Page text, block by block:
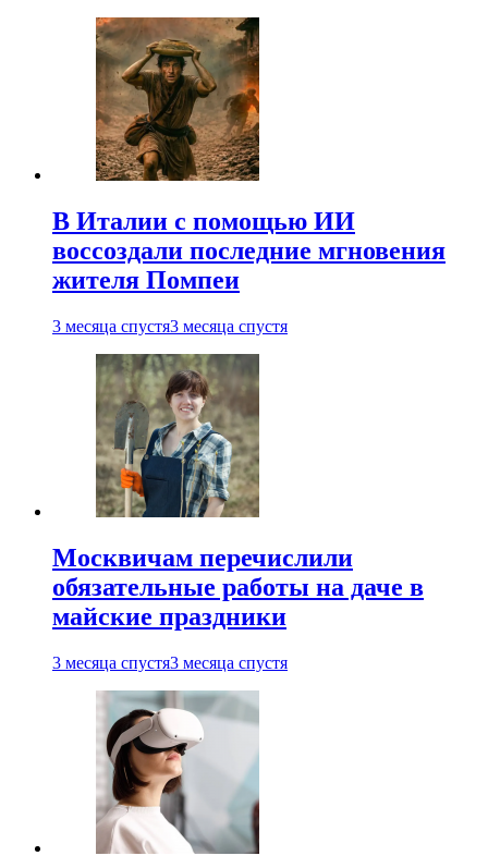
В Италии с помощью ИИ
воссоздали последние мгновения
жителя Помпеи
3 месяца спустя3 месяца спустя
Москвичам перечислили
обязательные работы на даче в
майские праздники
3 месяца спустя3 месяца спустя